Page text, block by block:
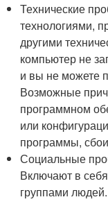
Технические
технологиями,
другими
компьютер не
и вы не можете
Возможные
программном
или
программы,
Социальные
Включают в
группами